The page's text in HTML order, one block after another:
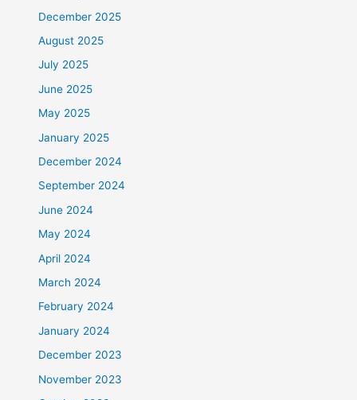
December 2025
August 2025
July 2025
June 2025
May 2025
January 2025
December 2024
September 2024
June 2024
May 2024
April 2024
March 2024
February 2024
January 2024
December 2023
November 2023